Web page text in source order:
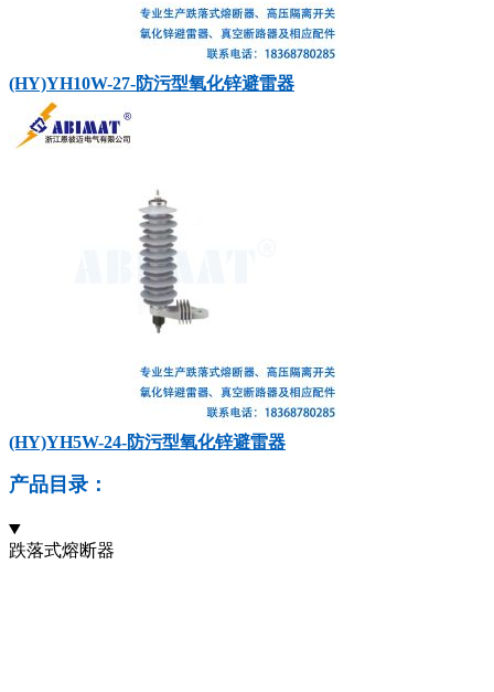
(HY)YH10W-27-防污型氧化锌避雷器
(HY)YH5W-24-防污型氧化锌避雷器
产品目录：
跌落式熔断器